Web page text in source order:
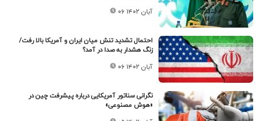
۰۶ آبان ۱۴۰۲
احتمال تشدید تنش میان ایران و آمریکا بالا رفت/
زنگ هشدار به صدا در آمد؟
۰۶ آبان ۱۴۰۲
نگرانی سناتور آمریکایی درباره پیشرفت چین در
«هوش مصنوعی»